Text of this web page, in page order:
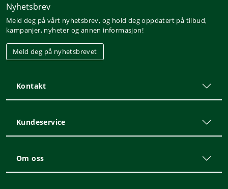
Nyhetsbrev
Meld deg på vårt nyhetsbrev, og hold deg oppdatert på tilbud,
kampanjer, nyheter og annen informasjon!
Meld deg på nyhetsbrevet
Kontakt
Kundeservice
Om oss